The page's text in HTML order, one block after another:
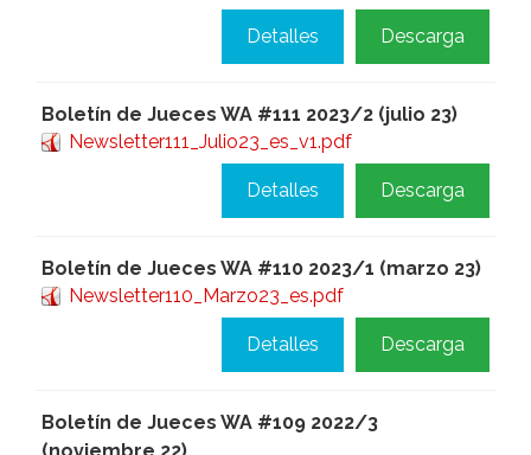
Descarga
Detalles
Boletín de Jueces WA #111 2023/2 (julio 23)
Newsletter111_Julio23_es_v1.pdf
Descarga
Detalles
Boletín de Jueces WA #110 2023/1 (marzo 23)
Newsletter110_Marzo23_es.pdf
Descarga
Detalles
Boletín de Jueces WA #109 2022/3